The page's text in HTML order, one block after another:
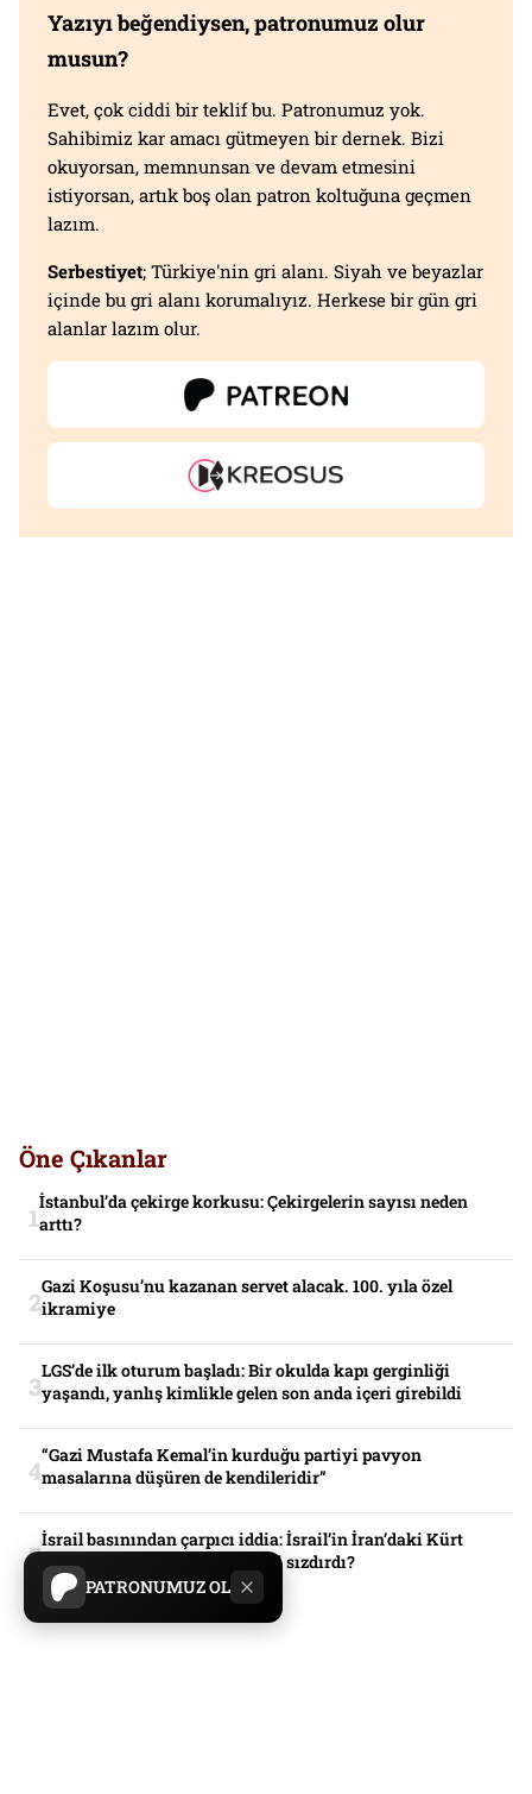
PATRONUMUZ OL
Yazıyı beğendiysen, patronumuz olur
musun?
Evet, çok ciddi bir teklif bu. Patronumuz yok.
Sahibimiz kar amacı gütmeyen bir dernek. Bizi
okuyorsan, memnunsan ve devam etmesini
istiyorsan, artık boş olan patron koltuğuna geçmen
lazım.
Serbestiyet; Türkiye'nin gri alanı. Siyah ve beyazlar
içinde bu gri alanı korumalıyız. Herkese bir gün gri
alanlar lazım olur.
Öne Çıkanlar
İstanbul’da çekirge korkusu: Çekirgelerin sayısı neden
arttı?
Gazi Koşusu’nu kazanan servet alacak. 100. yıla özel
ikramiye
LGS’de ilk oturum başladı: Bir okulda kapı gerginliği
yaşandı, yanlış kimlikle gelen son anda içeri girebildi
“Gazi Mustafa Kemal’in kurduğu partiyi pavyon
masalarına düşüren de kendileridir”
İsrail basınından çarpıcı iddia: İsrail’in İran’daki Kürt
planını Erdoğan’a JD Vance mi sızdırdı?